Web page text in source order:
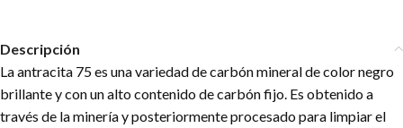
Descripción
La antracita 75 es una variedad de carbón mineral de color negro
brillante y con un alto contenido de carbón fijo. Es obtenido a
través de la minería y posteriormente procesado para limpiar el